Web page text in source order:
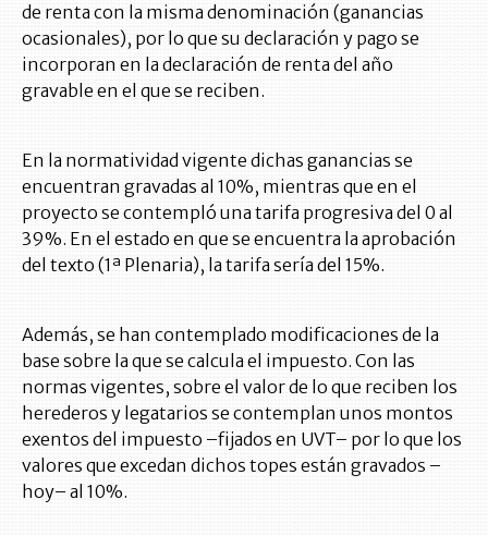
de renta con la misma denominación (ganancias
ocasionales), por lo que su declaración y pago se
incorporan en la declaración de renta del año
gravable en el que se reciben.
En la normatividad vigente dichas ganancias se
encuentran gravadas al 10%, mientras que en el
proyecto se contempló una tarifa progresiva del 0 al
39%. En el estado en que se encuentra la aprobación
del texto (1ª Plenaria), la tarifa sería del 15%.
Además, se han contemplado modificaciones de la
base sobre la que se calcula el impuesto. Con las
normas vigentes, sobre el valor de lo que reciben los
herederos y legatarios se contemplan unos montos
exentos del impuesto –fijados en UVT– por lo que los
valores que excedan dichos topes están gravados –
hoy– al 10%.